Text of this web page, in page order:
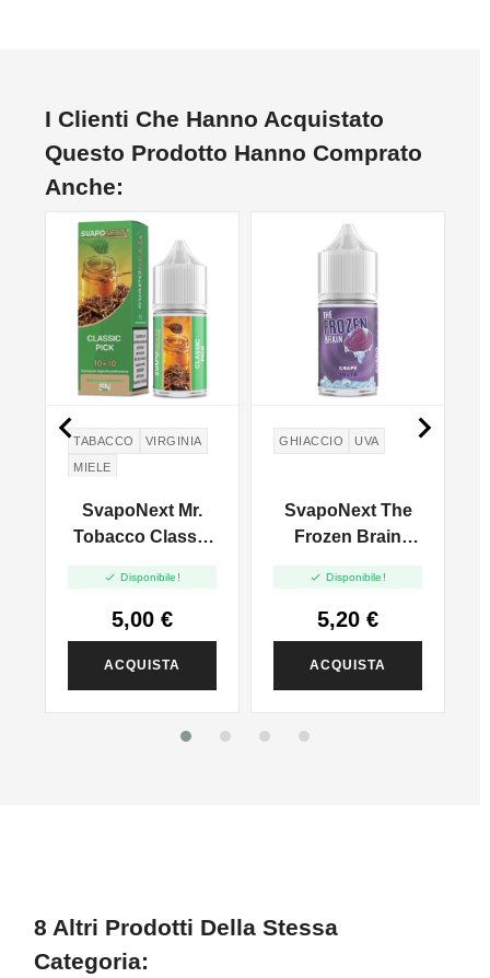
I Clienti Che Hanno Acquistato
Questo Prodotto Hanno Comprato
Anche:
TABACCO
VIRGINIA
MIELE
SvapoNext Mr.
Tobacco Classic
10+10
 Disponibile!
5,00 €
ACQUISTA
GHIACCIO UVA
SvapoNext The
Frozen Brain
Mini 10ml
 Disponibile!
5,20 €
ACQUISTA
 
8 Altri Prodotti Della Stessa
Categoria: